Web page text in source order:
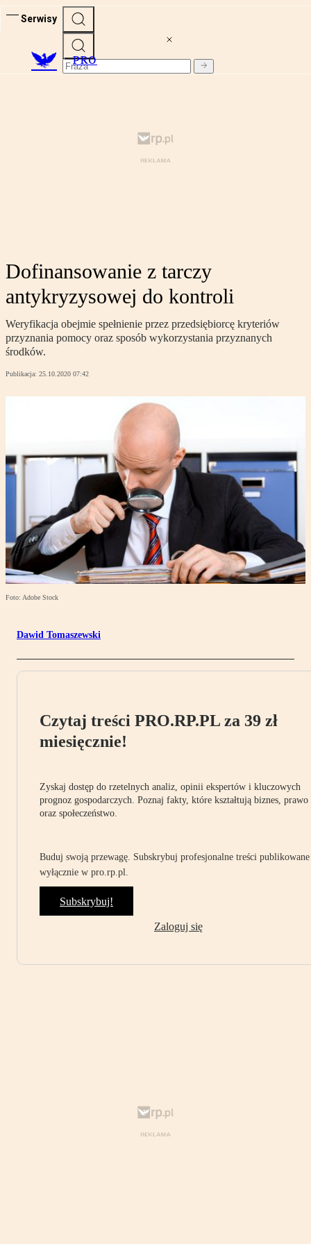
Serwisy
PRO
Dofinansowanie z tarczy
antykryzysowej do kontroli
Weryfikacja obejmie spełnienie przez przedsiębiorcę kryteriów
przyznania pomocy oraz sposób wykorzystania przyznanych
środków.
Publikacja: 25.10.2020 07:42
Foto: Adobe Stock
Dawid Tomaszewski
Czytaj treści PRO.RP.PL za 39 zł
miesięcznie!
Zyskaj dostęp do rzetelnych analiz, opinii ekspertów i kluczowych
prognoz gospodarczych. Poznaj fakty, które kształtują biznes, prawo
oraz społeczeństwo.
Buduj swoją przewagę. Subskrybuj profesjonalne treści publikowane
wyłącznie w pro.rp.pl.
Subskrybuj!
Zaloguj się